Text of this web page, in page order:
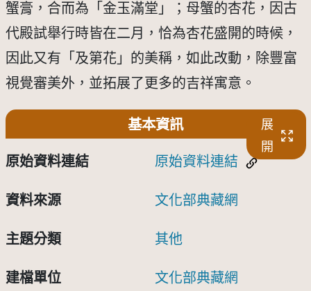
蟹膏，合而為「金玉滿堂」；母蟹的杏花，因古
代殿試舉行時皆在二月，恰為杏花盛開的時候，
因此又有「及第花」的美稱，如此改動，除豐富
視覺審美外，並拓展了更多的吉祥寓意。
基本資訊
展
開
原始資料連結 原始資料連結
資料來源 文化部典藏網
主題分類 其他
建檔單位 文化部典藏網